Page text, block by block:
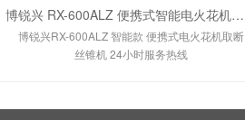
博锐兴 RX-600ALZ 便携式智能电火花机取断丝锥机 24小时服务热线：1822173574
博锐兴RX-600ALZ 智能款 便携式电火花机取断
丝锥机 24小时服务热线